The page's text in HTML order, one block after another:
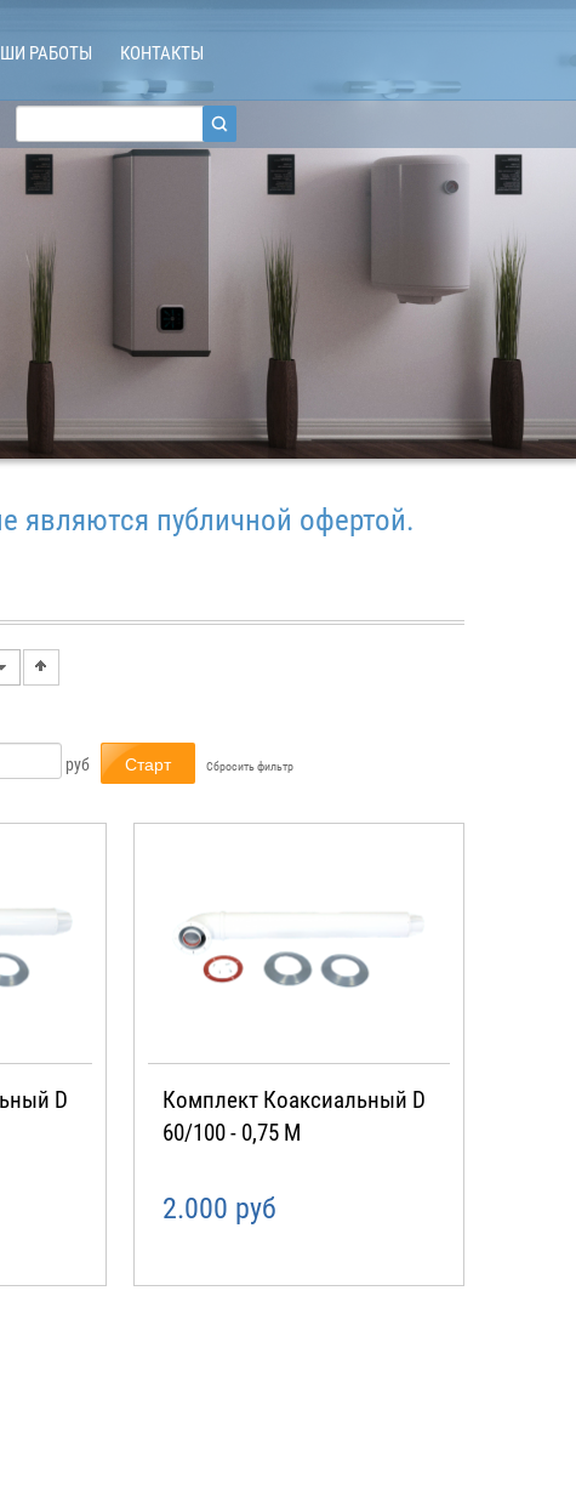
РАБОТЫ КОНТАКТЫ
публичной офертой.
руб Сбросить фильтр
D
Комплект Коаксиальный D
60/100 - 0,75 М
2.000 руб